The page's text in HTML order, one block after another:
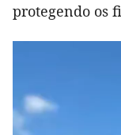
protegendo os